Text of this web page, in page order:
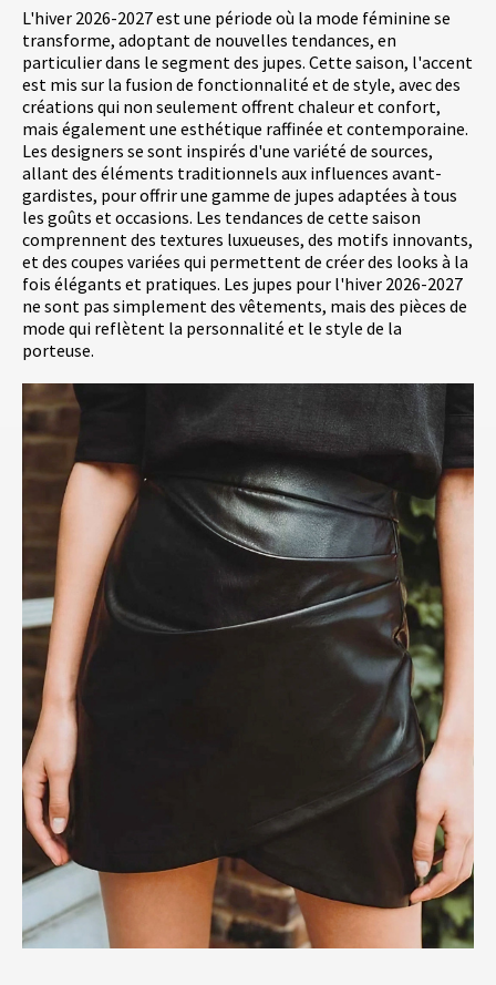
L'hiver 2026-2027 est une période où la mode féminine se
transforme, adoptant de nouvelles tendances, en
particulier dans le segment des jupes. Cette saison, l'accent
est mis sur la fusion de fonctionnalité et de style, avec des
créations qui non seulement offrent chaleur et confort,
mais également une esthétique raffinée et contemporaine.
Les designers se sont inspirés d'une variété de sources,
allant des éléments traditionnels aux influences avant-
gardistes, pour offrir une gamme de jupes adaptées à tous
les goûts et occasions. Les tendances de cette saison
comprennent des textures luxueuses, des motifs innovants,
et des coupes variées qui permettent de créer des looks à la
fois élégants et pratiques. Les jupes pour l'hiver 2026-2027
ne sont pas simplement des vêtements, mais des pièces de
mode qui reflètent la personnalité et le style de la
porteuse.